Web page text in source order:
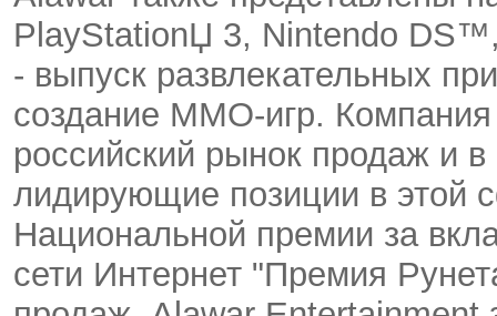
PlayStationЏ 3, Nintendo
- выпуск развлекательных
создание MMO-игр.
российский рынок продаж и
лидирующие позиции в этой
Национальной премии за
сети Интернет "Премия